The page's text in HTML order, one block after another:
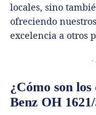
locales, sino
ofreciendo
excelencia a otros
-
¿Cómo son
Benz OH